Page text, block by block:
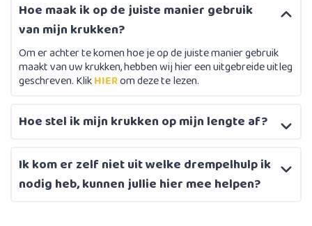
Hoe maak ik op de juiste manier gebruik
van mijn krukken?
Om er achter te komen hoe je op de juiste manier gebruik
maakt van uw krukken, hebben wij hier een uitgebreide uitleg
geschreven. KlikHIERom deze te lezen.
Hoe stel ik mijn krukken op mijn lengte af?
Ik kom er zelf niet uit welke drempelhulp ik
nodig heb, kunnen jullie hier mee helpen?